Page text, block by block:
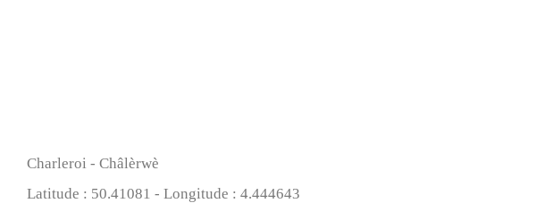
Charleroi - Châlèrwè
Latitude : 50.41081 - Longitude : 4.444643